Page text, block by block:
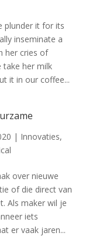
plunder it for its
inseminate a
her cries of
take her milk
it in our coffee...
| Innovaties,
over nieuwe
of die direct van
Als maker wil je
iets
er vaak jaren...